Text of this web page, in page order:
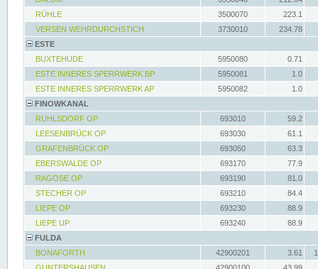
RÜHLE
3500070
223.1
VERSEN WEHRDURCHSTICH
3730010
234.78
ESTE
BUXTEHUDE
5950080
0.71
ESTE INNERES SPERRWERK BP
5950081
1.0
ESTE INNERES SPERRWERK AP
5950082
1.0
FINOWKANAL
RUHLSDORF OP
693010 59.2
LEESENBRÜCK OP
693030 61.1
GRAFENBRÜCK OP
693050 63.3
EBERSWALDE OP
693170
77.9
RAGÖSE OP
693190
81.0
STECHER OP
693210
84.4
LIEPE OP
693230
88.9
LIEPE UP
693240
88.9
FULDA
BONAFORTH
42900201 3.61